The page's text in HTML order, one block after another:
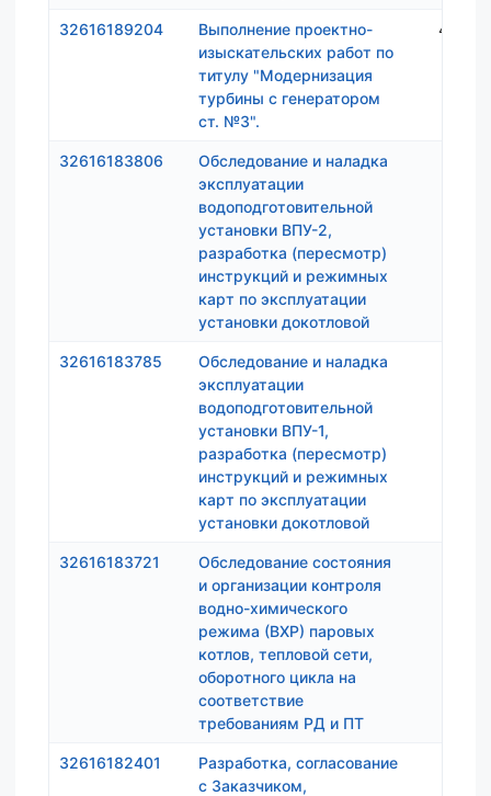
32616189204
Выполнение проектно-
изыскательских работ по
титулу "Модернизация
турбины с генератором
ст. №3".
4 110
32616183806
Обследование и наладка
эксплуатации
водоподготовительной
установки ВПУ-2,
разработка (пересмотр)
инструкций и режимных
карт по эксплуатации
установки докотловой
32616183785
Обследование и наладка
эксплуатации
водоподготовительной
установки ВПУ-1,
разработка (пересмотр)
инструкций и режимных
карт по эксплуатации
установки докотловой
32616183721
Обследование состояния
и организации контроля
водно-химического
режима (ВХР) паровых
котлов, тепловой сети,
оборотного цикла на
соответствие
требованиям РД и ПТ
32616182401
Разработка, согласование
с Заказчиком,